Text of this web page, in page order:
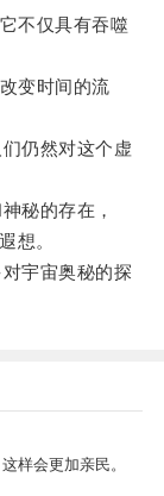
不仅具有吞噬
变时间的流
仍然对这个虚
秘的存在，
想。
宇宙奥秘的探
样会更加亲民。